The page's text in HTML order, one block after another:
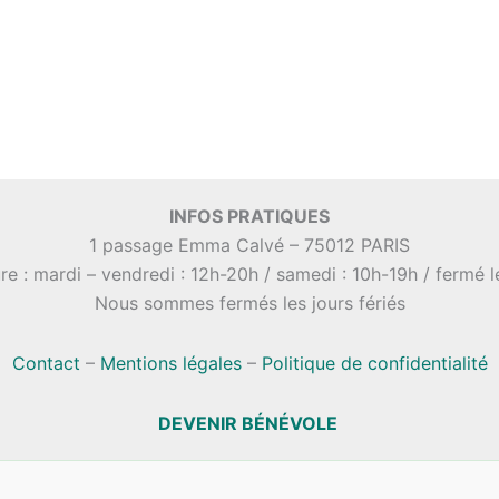
INFOS PRATIQUES
1 passage Emma Calvé – 75012 PARIS
: mardi – vendredi : 12h-20h / samedi : 10h-19h / fermé
Nous sommes fermés les jours fériés
Contact – Mentions légales– Politique de confidentialité
DEVENIR BÉNÉVOLE